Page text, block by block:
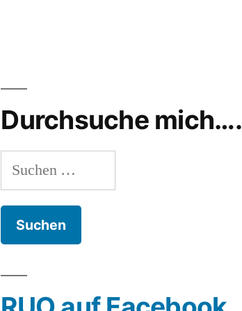
Durchsuche mich….
Suchen
nach: